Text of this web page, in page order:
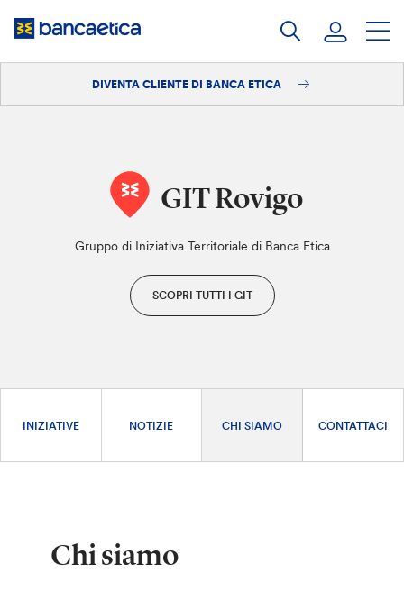
DIVENTA CLIENTE DI BANCA ETICA
GIT Rovigo
Gruppo di Iniziativa Territoriale di Banca Etica
SCOPRI TUTTI I GIT
INIZIATIVE NOTIZIE CHI SIAMO CONTATTACI
Chi siamo